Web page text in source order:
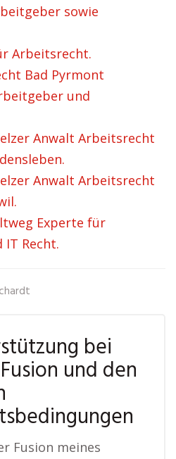
sowie
Arbeitsrecht.
Bad Pyrmont
und
Anwalt Arbeitsrecht
Anwalt Arbeitsrecht
Experte für
Recht.
bei
und den
Fusion meines